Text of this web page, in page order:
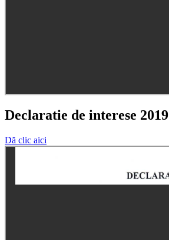
Declaratie de interese 2019
Dă clic aici